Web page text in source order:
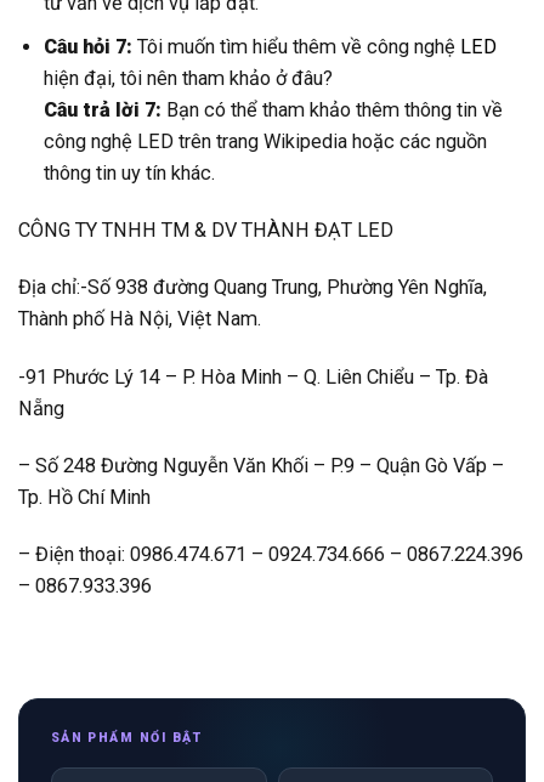
Câu hỏi 7: Tôi muốn tìm hiểu thêm về công nghệ LED
hiện đại, tôi nên tham khảo ở đâu?
Câu trả lời 7: Bạn có thể tham khảo thêm thông tin về
công nghệ LED trên trang Wikipedia hoặc các nguồn
thông tin uy tín khác.
CÔNG TY TNHH TM & DV THÀNH ĐẠT LED
Địa chỉ:-Số 938 đường Quang Trung, Phường Yên Nghĩa,
Thành phố Hà Nội, Việt Nam.
-91 Phước Lý 14 – P. Hòa Minh – Q. Liên Chiểu – Tp. Đà
Nẵng
– Số 248 Đường Nguyễn Văn Khối – P.9 – Quận Gò Vấp –
Tp. Hồ Chí Minh
– Điện thoại: 0986.474.671 – 0924.734.666 – 0867.224.396
– 0867.933.396
SẢN PHẨM NỔI BẬT